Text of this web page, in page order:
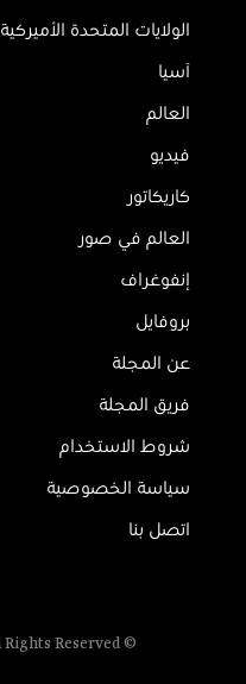
الولايات المتحدة الأميركية
آسيا
العالم
فيديو
كاريكاتور
العالم في صور
إنفوغراف
بروفايل
عن المجلة
فريق المجلة
شروط الاستخدام
سياسة الخصوصية
اتصل بنا
© Al Majalla Magazine. All Rights Reserved.